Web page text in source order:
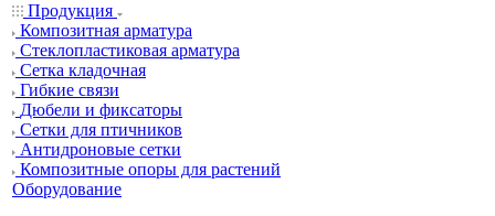
Продукция
Композитная арматура
Cтеклопластиковая арматура
Сетка кладочная
Гибкие связи
Дюбели и фиксаторы
Сетки для птичников
Антидроновые сетки
Композитные опоры для растений
Оборудование